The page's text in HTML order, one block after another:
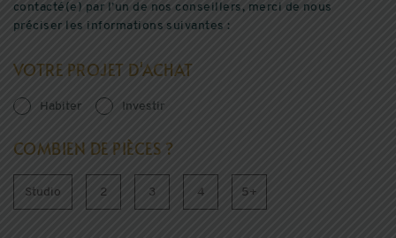
contacté(e) par l’un de nos conseillers, merci de nous
préciser les informations suivantes :
VOTRE PROJET D'ACHAT
Habiter Investir
COMBIEN DE PIÈCES ?
Studio 2 3 4 5+